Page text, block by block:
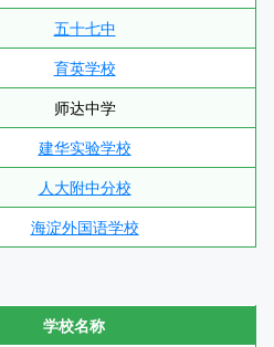
五十七中
育英学校
师达中学
建华实验学校
人大附中分校
海淀外国语学校
学校名称